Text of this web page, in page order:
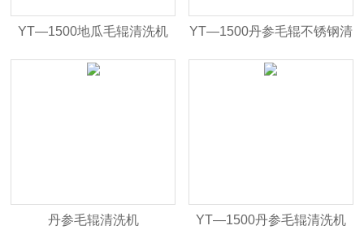
YT—1500地瓜毛辊清洗机 YT—1500丹参毛辊不锈钢清
洗机
丹参毛辊清洗机 YT—1500丹参毛辊清洗机